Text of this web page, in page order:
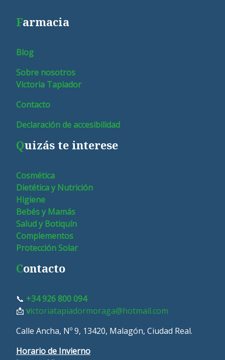
Farmacia
Blog
Sobre nosotros
Victoria Tapiador
Contacto
Declaración de accesibilidad
Quizás te interese
Cosmética
Dietética y Nutrición
Higiene
Bebés y Mamás
Salud y Botiquín
Complementos
Protección Solar
Contacto
📞 +34 926 800 094
📩 victoriatapiadormoraga@hotmail.com
Calle Ancha, Nº 9, 13420, Malagón, Ciudad Real.
Horario de Invierno